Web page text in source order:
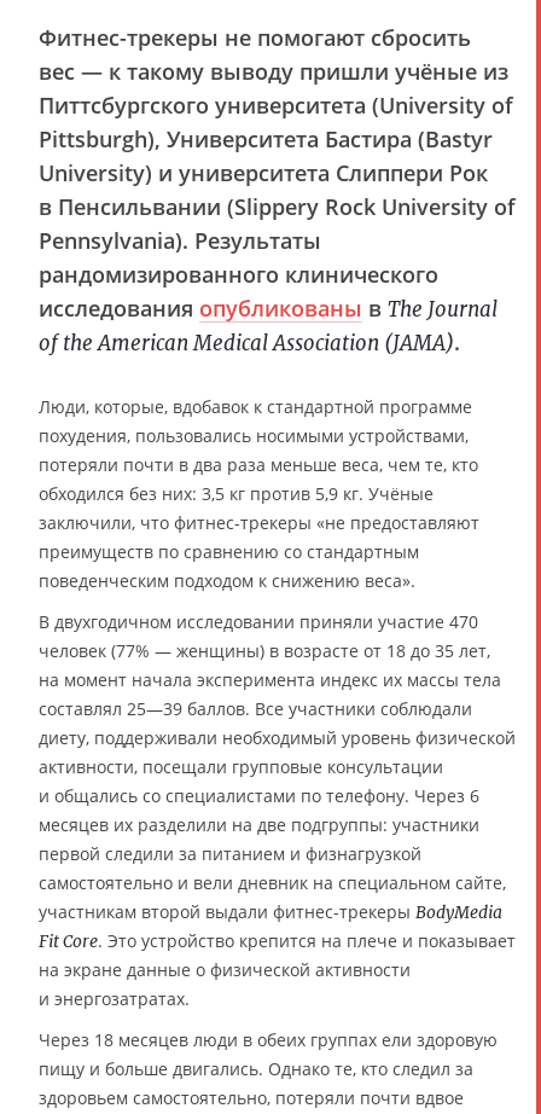
Фитнес-трекеры не помогают сбросить
вес — к такому выводу пришли учёные из
Питтсбургского университета (University of
Pittsburgh), Университета Бастира (Bastyr
University) и университета Слиппери Рок
в Пенсильвании (Slippery Rock University of
Pennsylvania). Результаты
рандомизированного клинического
исследования опубликованы в The Journal
of the American Medical Association (JAMA).
Люди, которые, вдобавок к стандартной программе
похудения, пользовались носимыми устройствами,
потеряли почти в два раза меньше веса, чем те, кто
обходился без них: 3,5 кг против 5,9 кг. Учёные
заключили, что фитнес-трекеры «не предоставляют
преимуществ по сравнению со стандартным
поведенческим подходом к снижению веса».
В двухгодичном исследовании приняли участие 470
человек (77% — женщины) в возрасте от 18 до 35 лет,
на момент начала эксперимента индекс их массы тела
составлял 25—39 баллов. Все участники соблюдали
диету, поддерживали необходимый уровень физической
активности, посещали групповые консультации
и общались со специалистами по телефону. Через 6
месяцев их разделили на две подгруппы: участники
первой следили за питанием и физнагрузкой
самостоятельно и вели дневник на специальном сайте,
участникам второй выдали фитнес-трекеры BodyMedia
Fit Core. Это устройство крепится на плече и показывает
на экране данные о физической активности
и энергозатратах.
Через 18 месяцев люди в обеих группах ели здоровую
пищу и больше двигались. Однако те, кто следил за
здоровьем самостоятельно, потеряли почти вдвое